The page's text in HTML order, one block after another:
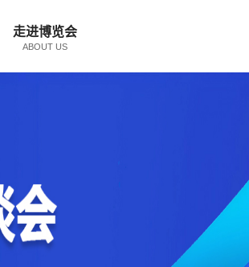
走进博览会
ABOUT US